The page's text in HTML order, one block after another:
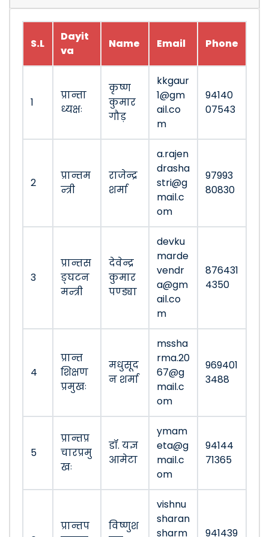
S.L
Dayit
va
Name Email Phone
1
प्रान्ता
ध्यक्षः
कृष्ण
कुमार
गौड़
kkgaur
1@gm
ail.co
m
94140
07543
2
प्रान्तम
न्त्री
राजेन्द्र
शर्मा
a.rajen
drasha
stri@g
mail.c
om
97993
80830
3
प्रान्तस
ङ्घटन
मन्त्री
देवेन्द्र
कुमार
पण्ड्या
devku
marde
vendr
a@gm
ail.co
m
876431
4350
4
प्रान्त
शिक्षण
प्रमुखः
मधुसूद
न शर्मा
mssha
rma.20
67@g
mail.c
om
969401
3488
5
प्रान्तप्र
चारप्रमु
खः
डॉ. यज्ञ
आमेटा
ymam
eta@g
mail.c
om
94144
71365
प्रान्तप
विष्णुश
vishnu
sharan
sharm
941439